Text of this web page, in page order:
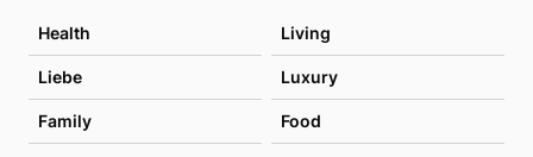
Health Living
Liebe Luxury
Family Food